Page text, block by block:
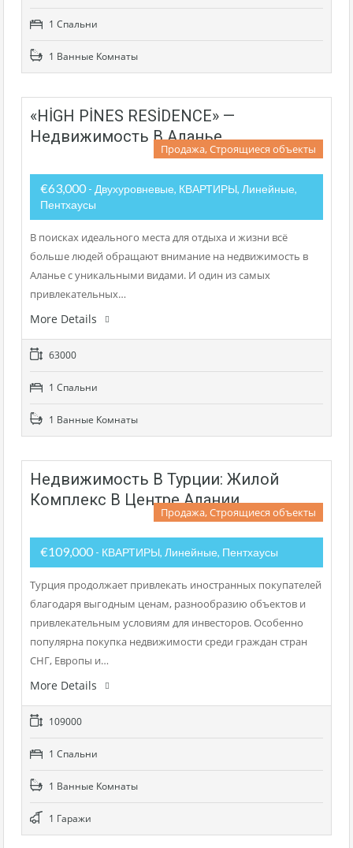
1 Cпальни
1 Bанные Kомнаты
«HİGH PİNES RESİDENCE» —
Недвижимость В Аланье
Продажа, Строящиеся объекты
€63,000 - Двухуровневые, КВАРТИРЫ, Линейные,
Пентхаусы
В поисках идеального места для отдыха и жизни всё
больше людей обращают внимание на недвижимость в
Аланье с уникальными видами. И один из самых
привлекательных…
More Details
63000
1 Cпальни
1 Bанные Kомнаты
Недвижимость В Турции: Жилой
Комплекс В Центре Алании
Продажа, Строящиеся объекты
€109,000 - КВАРТИРЫ, Линейные, Пентхаусы
Турция продолжает привлекать иностранных покупателей
благодаря выгодным ценам, разнообразию объектов и
привлекательным условиям для инвесторов. Особенно
популярна покупка недвижимости среди граждан стран
СНГ, Европы и…
More Details
109000
1 Cпальни
1 Bанные Kомнаты
1 Гаражи